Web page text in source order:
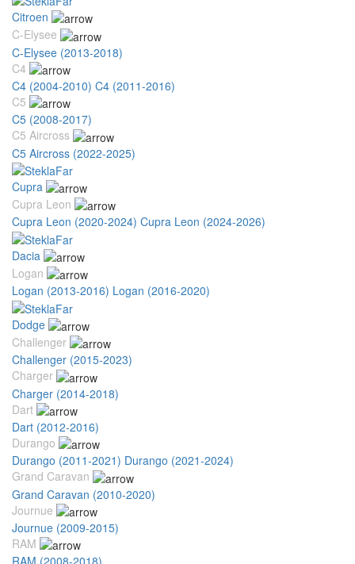
Citroen
C-Elysee
C-Elysee (2013-2018)
C4
C4 (2004-2010) C4 (2011-2016)
C5
C5 (2008-2017)
C5 Aircross
C5 Aircross (2022-2025)
Cupra
Cupra Leon
Cupra Leon (2020-2024) Cupra Leon (2024-2026)
Dacia
Logan
Logan (2013-2016) Logan (2016-2020)
Dodge
Challenger
Challenger (2015-2023)
Charger
Charger (2014-2018)
Dart
Dart (2012-2016)
Durango
Durango (2011-2021) Durango (2021-2024)
Grand Caravan
Grand Caravan (2010-2020)
Journue
Journue (2009-2015)
RAM